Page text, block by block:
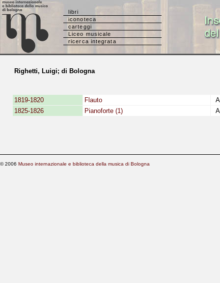
libri
iconoteca
carteggi
Liceo musicale
ricerca integrata
Righetti, Luigi; di Bologna
1819-1820 Flauto
1825-1826
Pianoforte (1)
© 2006 Museo internazionale e biblioteca della musica di Bologna